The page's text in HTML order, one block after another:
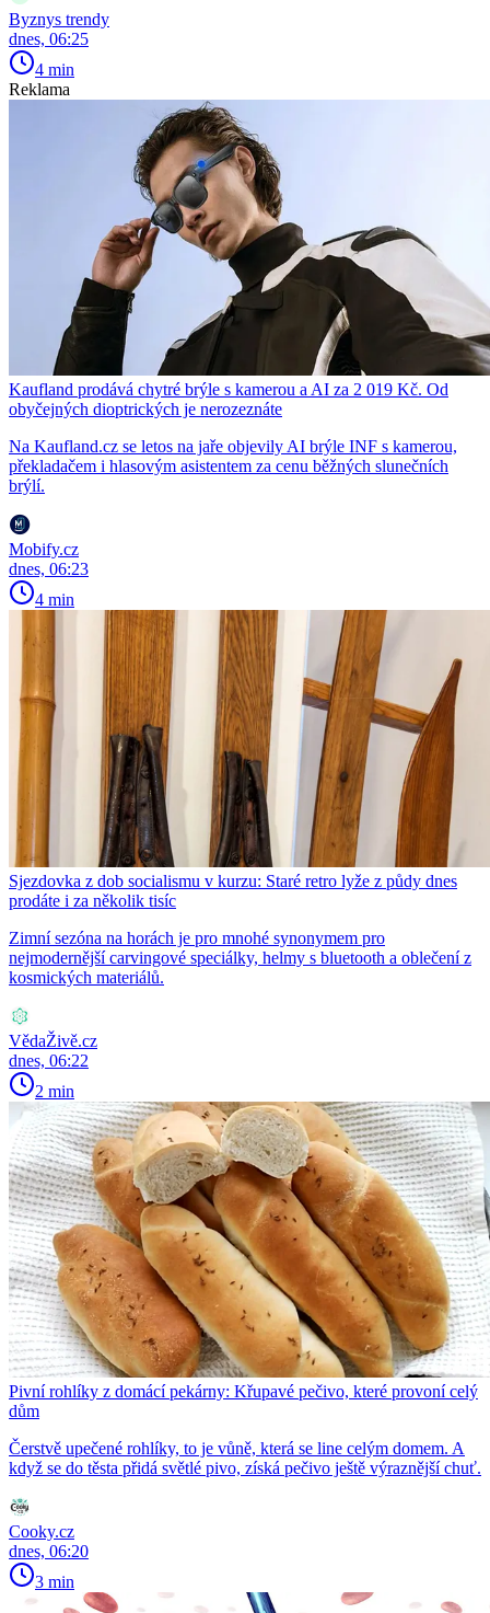
Byznys trendy
dnes, 06:25
4 min
Reklama
Kaufland prodává chytré brýle s kamerou a AI za 2 019 Kč. Od
obyčejných dioptrických je nerozeznáte
Na Kaufland.cz se letos na jaře objevily AI brýle INF s kamerou,
překladačem i hlasovým asistentem za cenu běžných slunečních
brýlí.
Mobify.cz
dnes, 06:23
4 min
Sjezdovka z dob socialismu v kurzu: Staré retro lyže z půdy dnes
prodáte i za několik tisíc
Zimní sezóna na horách je pro mnohé synonymem pro
nejmodernější carvingové speciálky, helmy s bluetooth a oblečení z
kosmických materiálů.
VědaŽivě.cz
dnes, 06:22
2 min
Pivní rohlíky z domácí pekárny: Křupavé pečivo, které provoní celý
dům
Čerstvě upečené rohlíky, to je vůně, která se line celým domem. A
když se do těsta přidá světlé pivo, získá pečivo ještě výraznější chuť.
Cooky.cz
dnes, 06:20
3 min